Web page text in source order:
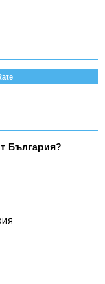
България?